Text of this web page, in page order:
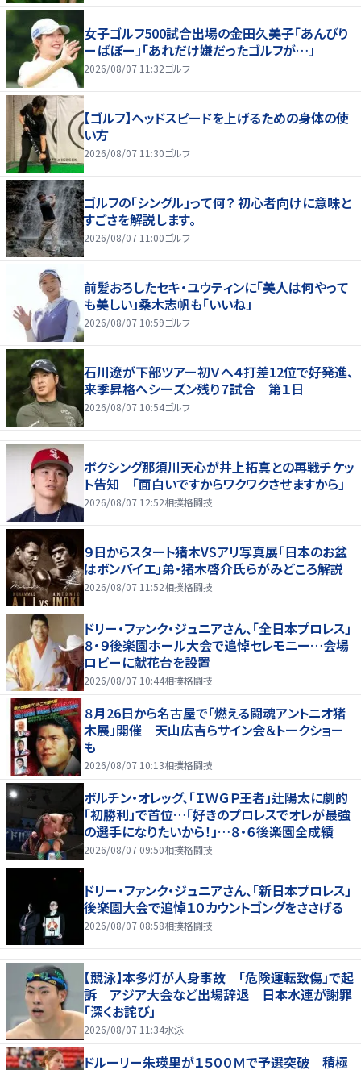
女子ゴルフ500試合出場の金田久美子「あんびり
ーばぼー」「あれだけ嫌だったゴルフが…」
2026/08/07 11:32ゴルフ
【ゴルフ】ヘッドスピードを上げるための身体の使
い方
2026/08/07 11:30ゴルフ
ゴルフの「シングル」って何？ 初心者向けに意味と
すごさを解説します。
2026/08/07 11:00ゴルフ
前髪おろしたセキ・ユウティンに「美人は何やって
も美しい」桑木志帆も「いいね」
2026/08/07 10:59ゴルフ
石川遼が下部ツアー初Ｖへ４打差12位で好発進、
来季昇格へシーズン残り７試合 第１日
2026/08/07 10:54ゴルフ
ボクシング那須川天心が井上拓真との再戦チケッ
ト告知 「面白いですからワクワクさせますから」
2026/08/07 12:52相撲格闘技
９日からスタート猪木VSアリ写真展「日本のお盆
はボンバイエ」弟・猪木啓介氏らがみどころ解説
2026/08/07 11:52相撲格闘技
ドリー・ファンク・ジュニアさん、「全日本プロレス」
８・９後楽園ホール大会で追悼セレモニー…会場
ロビーに献花台を設置
2026/08/07 10:44相撲格闘技
８月26日から名古屋で「燃える闘魂アントニオ猪
木展」開催 天山広吉らサイン会＆トークショー
も
2026/08/07 10:13相撲格闘技
ボルチン・オレッグ、「ＩＷＧＰ王者」辻陽太に劇的
「初勝利」で首位…「好きのプロレスでオレが最強
の選手になりたいから！」…８・６後楽園全成績
2026/08/07 09:50相撲格闘技
ドリー・ファンク・ジュニアさん、「新日本プロレス」
後楽園大会で追悼１０カウントゴングをささげる
2026/08/07 08:58相撲格闘技
【競泳】本多灯が人身事故 「危険運転致傷」で起
訴 アジア大会など出場辞退 日本水連が謝罪
「深くお詫び」
2026/08/07 11:34水泳
ドルーリー朱瑛里が１５００Ｍで予選突破 積極